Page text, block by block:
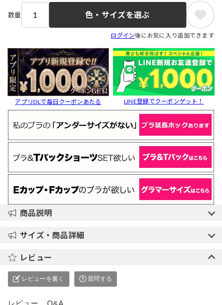
数量 色・サイズを選ぶ
ログイン後にお気に入り追加できます
アプリDLで毎日クーポンあたる LINE登録でクーポンゲット！
商品説明
サイズ・商品詳細
レビュー
レビューを書く 質問する